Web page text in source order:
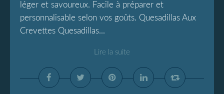
léger et savoureux. Facile à préparer et
personnalisable selon vos goûts. Quesadillas Aux
Crevettes Quesadillas...
Lire la suite